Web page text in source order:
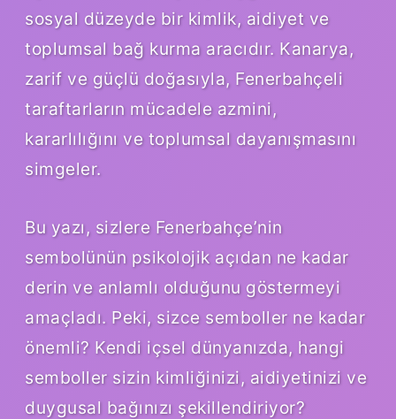
sosyal düzeyde bir kimlik, aidiyet ve
toplumsal bağ kurma aracıdır. Kanarya,
zarif ve güçlü doğasıyla, Fenerbahçeli
taraftarların mücadele azmini,
kararlılığını ve toplumsal dayanışmasını
simgeler.
Bu yazı, sizlere Fenerbahçe’nin
sembolünün psikolojik açıdan ne kadar
derin ve anlamlı olduğunu göstermeyi
amaçladı. Peki, sizce semboller ne kadar
önemli? Kendi içsel dünyanızda, hangi
semboller sizin kimliğinizi, aidiyetinizi ve
duygusal bağınızı şekillendiriyor?